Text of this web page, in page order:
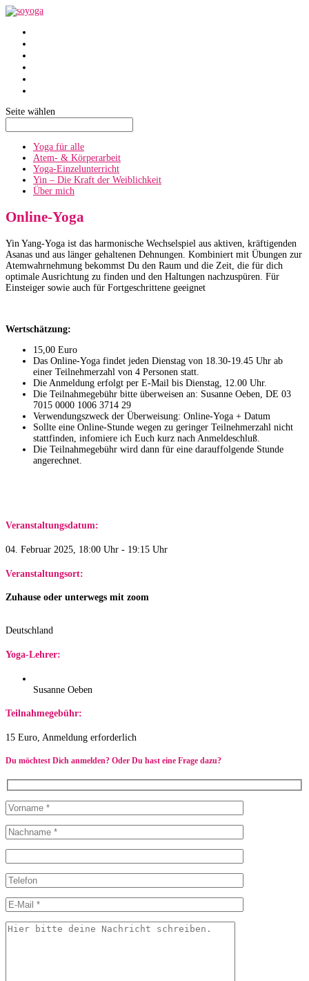
Seite wählen
Yoga für alle
Atem- & Körperarbeit
Yoga-Einzelunterricht
Yin – Die Kraft der Weiblichkeit
Über mich
Online-Yoga
Yin Yang-Yoga ist das harmonische Wechselspiel aus aktiven, kräftigenden
Asanas und aus länger gehaltenen Dehnungen. Kombiniert mit Übungen zur
Atemwahrnehmung bekommst Du den Raum und die Zeit, die für dich
optimale Ausrichtung zu finden und den Haltungen nachzuspüren. Für
Einsteiger sowie auch für Fortgeschrittene geeignet
Wertschätzung:
15,00 Euro
Das Online-Yoga findet jeden Dienstag von 18.30-19.45 Uhr ab
einer Teilnehmerzahl von 4 Personen statt.
Die Anmeldung erfolgt per E-Mail bis Dienstag, 12.00 Uhr.
Die Teilnahmegebühr bitte überweisen an: Susanne Oeben, DE 03
7015 0000 1006 3714 29​
Verwendungszweck der Überweisung: Online-Yoga + Datum
Sollte eine Online-Stunde wegen zu geringer Teilnehmerzahl nicht
stattfinden, infomiere ich Euch kurz nach Anmeldeschluß.
Die Teilnahmegebühr wird dann für eine darauffolgende Stunde
angerechnet.
Veranstaltungsdatum:
04. Februar 2025, 18:00 Uhr - 19:15 Uhr
Veranstaltungsort:
Zuhause oder unterwegs mit zoom
Deutschland
Yoga-Lehrer:
Susanne Oeben
Teilnahmegebühr:
15 Euro, Anmeldung erforderlich
Du möchtest Dich anmelden? Oder Du hast eine Frage dazu?